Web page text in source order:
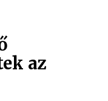
az